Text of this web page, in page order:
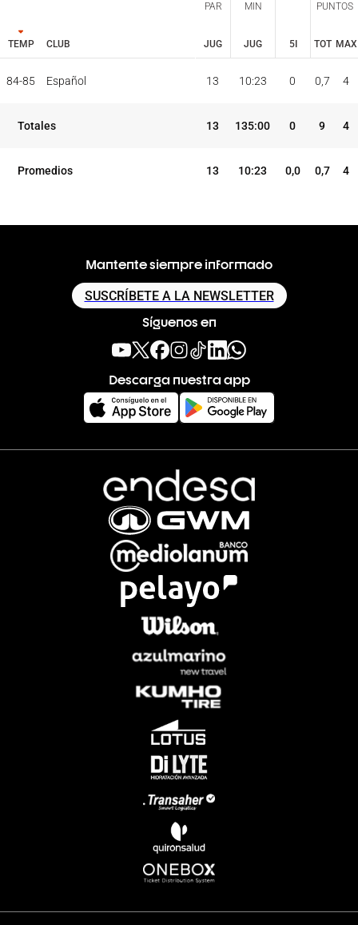
TEMP CLUB
PAR MIN
5I
PUNTOS
JUG JUG TOT MAX
TEMP
PAR MIN
5I
PUNTOS
84-85 Español 13 10:23 0 0,7 4
Totales 13 135:00 0 9 4
Promedios 13 10:23 0,0 0,7 4
Mantente siempre informado
SUSCRÍBETE A LA NEWSLETTER
Síguenos en
Descarga nuestra app